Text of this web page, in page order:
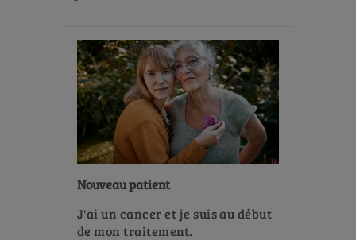
Nouveau patient
J'ai un cancer et je suis au début
de mon traitement.